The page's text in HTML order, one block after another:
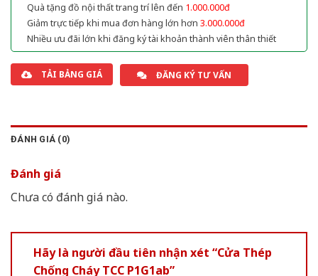
Quà tặng đồ nội thất trang trí lên đến 1.000.000đ
Giảm trực tiếp khi mua đơn hàng lớn hơn 3.000.000đ
Nhiều ưu đãi lớn khi đăng ký tài khoản thành viên thân thiết
TẢI BẢNG GIÁ ĐĂNG KÝ TƯ VẤN
ĐÁNH GIÁ (0)
Đánh giá
Chưa có đánh giá nào.
Hãy là người đầu tiên nhận xét “Cửa Thép
Chống Cháy TCC P1G1ab”